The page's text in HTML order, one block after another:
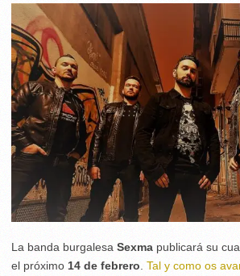
La banda burgalesa Sexma publicará su
el próximo 14 de febrero Tal y como os